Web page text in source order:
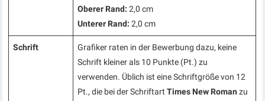
Oberer Rand: 2,0 cm
Unterer Rand: 2,0 cm
Schrift
Grafiker raten in der Bewerbung dazu, keine
Schrift kleiner als 10 Punkte (Pt.) zu
verwenden. Üblich ist eine Schriftgröße von 12
Pt., die bei der SchriftartTimes New Romanzu